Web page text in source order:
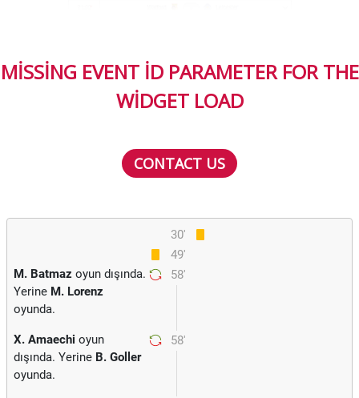
MISSING EVENT ID PARAMETER FOR THE
WIDGET LOAD
CONTACT US
30'
49'
58'
M. Batmaz oyun dışında.
Yerine M. Lorenz
oyunda.
58'
X. Amaechi oyun
dışında. Yerine B. Goller
oyunda.